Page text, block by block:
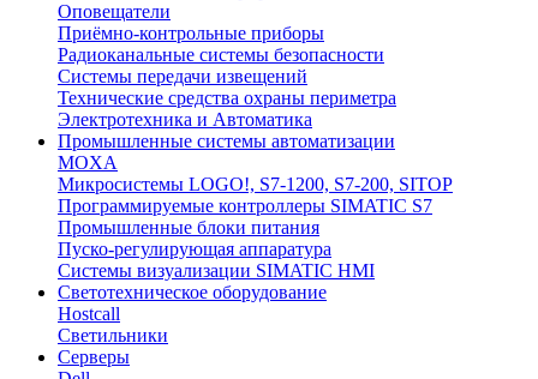
Оповещатели
Приёмно-контрольные приборы
Радиоканальные системы безопасности
Системы передачи извещений
Технические средства охраны периметра
Электротехника и Автоматика
Промышленные системы автоматизации
MOXA
Микросистемы LOGO!, S7-1200, S7-200, SITOP
Программируемые контроллеры SIMATIC S7
Промышленные блоки питания
Пуско-регулирующая аппаратура
Системы визуализации SIMATIC HMI
Светотехническое оборудование
Hostcall
Светильники
Серверы